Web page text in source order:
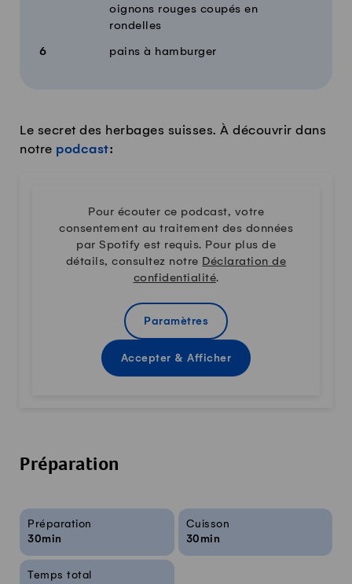
oignons rouges coupés en
rondelles
6 pains à hamburger
Le secret des herbages suisses. À découvrir dans
notre podcast:
Pour écouter ce podcast, votre
consentement au traitement des données
par Spotify est requis. Pour plus de
détails, consultez notre Déclaration de
confidentialité.
Paramètres
Accepter & Afficher
Préparation
Infos sur la recette
Préparation
30min
Cuisson
30min
Temps total